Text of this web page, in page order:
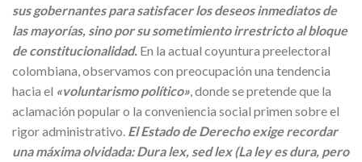
sus gobernantes para satisfacer los deseos inmediatos de
las mayorías, sino por su sometimiento irrestricto al bloque
de constitucionalidad. En la actual coyuntura preelectoral
colombiana, observamos con preocupación una tendencia
hacia el «voluntarismo político» , donde se pretende que la
aclamación popular o la conveniencia social primen sobre el
rigor administrativo. El Estado de Derecho exige recordar
una máxima olvidada: Dura lex, sed lex (La ley es dura, pero